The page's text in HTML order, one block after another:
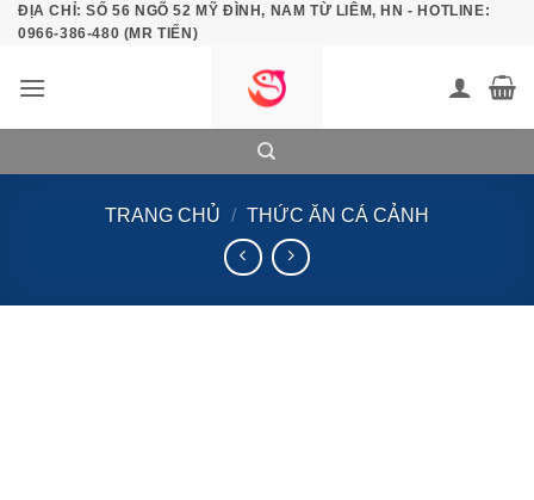
Bỏ
qua
dung
ĐỊA CHỈ: SỐ 56 NGÕ 52 MỸ ĐÌNH, NAM TỪ LIÊM, HN - HOTLINE:
0966-386-480 (MR TIẾN)
TRANG CHỦ / THỨC ĂN CÁ CẢNH